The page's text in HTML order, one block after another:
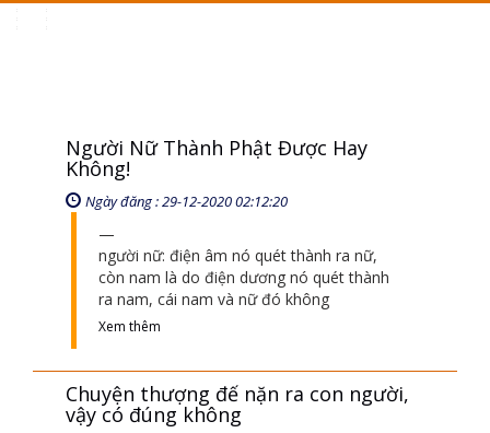
Người Nữ Thành Phật Được Hay
Không!
Ngày đăng : 29-12-2020 02:12:20
người nữ: điện âm nó quét thành ra nữ,
còn nam là do điện dương nó quét thành
ra nam, cái nam và nữ đó không
Xem thêm
Chuyện thượng đế nặn ra con người,
vậy có đúng không